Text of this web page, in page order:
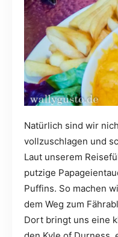
Natürlich sind wir
vollzuschlagen und
Laut unserem
putzige
Puffins. So machen
dem Weg zum
Dort bringt uns eine